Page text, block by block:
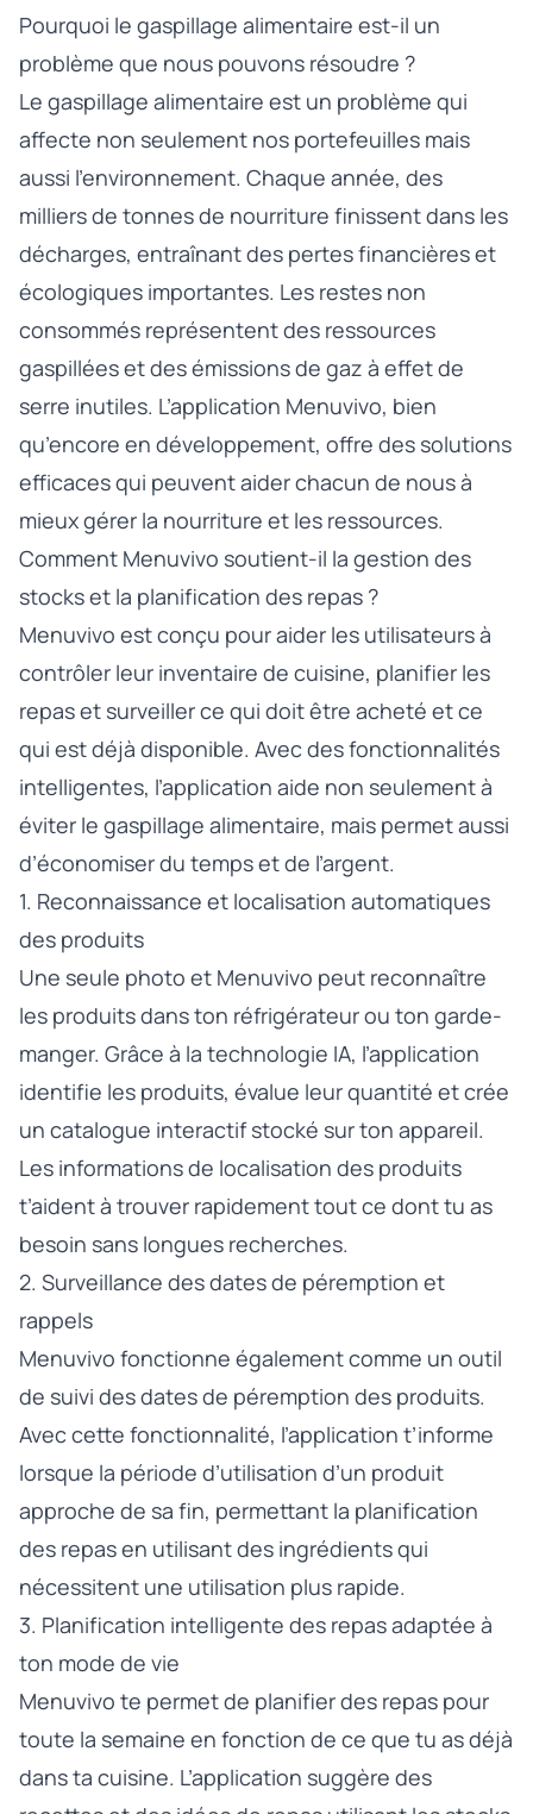
Pourquoi le gaspillage alimentaire est-il un
problème que nous pouvons résoudre ?
Le gaspillage alimentaire est un problème qui
affecte non seulement nos portefeuilles mais
aussi l’environnement. Chaque année, des
milliers de tonnes de nourriture finissent dans les
décharges, entraînant des pertes financières et
écologiques importantes. Les restes non
consommés représentent des ressources
gaspillées et des émissions de gaz à effet de
serre inutiles. L’application Menuvivo, bien
qu’encore en développement, offre des solutions
efficaces qui peuvent aider chacun de nous à
mieux gérer la nourriture et les ressources.
Comment Menuvivo soutient-il la gestion des
stocks et la planification des repas ?
Menuvivo est conçu pour aider les utilisateurs à
contrôler leur inventaire de cuisine, planifier les
repas et surveiller ce qui doit être acheté et ce
qui est déjà disponible. Avec des fonctionnalités
intelligentes, l’application aide non seulement à
éviter le gaspillage alimentaire, mais permet aussi
d’économiser du temps et de l’argent.
1. Reconnaissance et localisation automatiques
des produits
Une seule photo et Menuvivo peut reconnaître
les produits dans ton réfrigérateur ou ton garde-
manger. Grâce à la technologie IA, l’application
identifie les produits, évalue leur quantité et crée
un catalogue interactif stocké sur ton appareil.
Les informations de localisation des produits
t’aident à trouver rapidement tout ce dont tu as
besoin sans longues recherches.
2. Surveillance des dates de péremption et
rappels
Menuvivo fonctionne également comme un outil
de suivi des dates de péremption des produits.
Avec cette fonctionnalité, l’application t’informe
lorsque la période d’utilisation d’un produit
approche de sa fin, permettant la planification
des repas en utilisant des ingrédients qui
nécessitent une utilisation plus rapide.
3. Planification intelligente des repas adaptée à
ton mode de vie
Menuvivo te permet de planifier des repas pour
toute la semaine en fonction de ce que tu as déjà
dans ta cuisine. L’application suggère des